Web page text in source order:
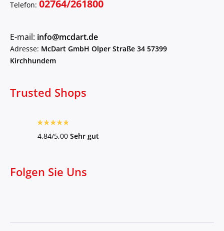
Telefon: 02764/261800
E-mail: info@mcdart.de
Adresse: McDart GmbH Olper Straße 34 57399
Kirchhundem
Trusted Shops
4,84/5,00 Sehr gut
Folgen Sie Uns